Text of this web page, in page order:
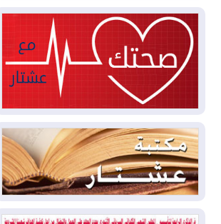
2026-08-03
أوامر بإجلاء 60 ألف شخص
بسبب الحرائق في ولاية واشنطن
2026-08-02
مشروع "حسابي" يُمهل
الموظفين حتى نهاية أغسطس لاستلام
بطاقاتهم المصرفية
2026-08-02دمشق وعمّان تحذران بغداد:
أي هجوم من أراضي العراق سيواجه برد
2026-08-02ترامب: الولايات المتحدة
وإسرائيل تعلقان شن ضربات على إيران